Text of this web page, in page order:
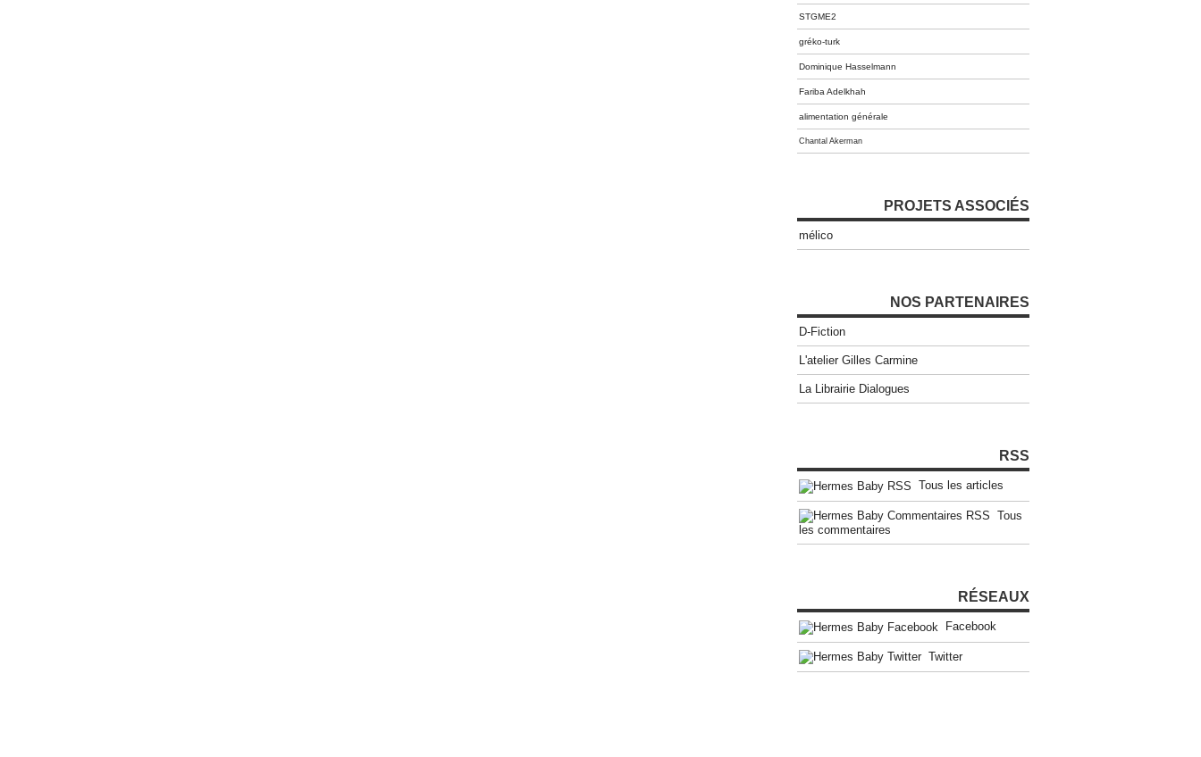
STGME2
gréko-turk
Dominique Hasselmann
Fariba Adelkhah
alimentation générale
Chantal Akerman
PROJETS ASSOCIÉS
mélico
NOS PARTENAIRES
D-Fiction
L'atelier Gilles Carmine
La Librairie Dialogues
RSS
Tous les articles
Tous
les commentaires
RÉSEAUX
Facebook
Twitter